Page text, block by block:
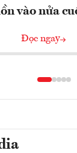
vào nửa
Đọc ngay